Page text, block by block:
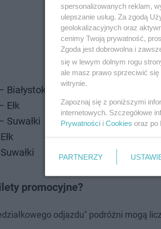
Białystok
Ełk
Suwałki
promocyjne?
odjazdu" podróżni mogą
spersonalizowanych reklam,
ulepszanie usług. Za zgodą
geolokalizacyjnych oraz
cenimy Twoją prywatność,
Zgoda jest dobrowolna i
się w lewym dolnym rogu
ale masz prawo sprzeciwić się
witrynie.
Zapoznaj się z poniższymi
internetowych. Szczegółowe
Prywatności i Cookies oraz po
PARTNERZY